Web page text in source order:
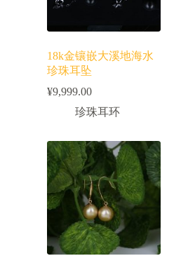
18k金镶嵌大溪地海水
珍珠耳坠
¥9,999.00
珍珠耳环